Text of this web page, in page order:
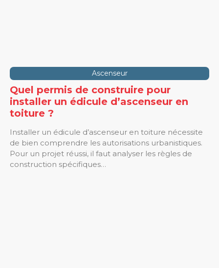
Ascenseur
Quel permis de construire pour
installer un édicule d’ascenseur en
toiture ?
Installer un édicule d’ascenseur en toiture nécessite
de bien comprendre les autorisations urbanistiques.
Pour un projet réussi, il faut analyser les règles de
construction spécifiques…